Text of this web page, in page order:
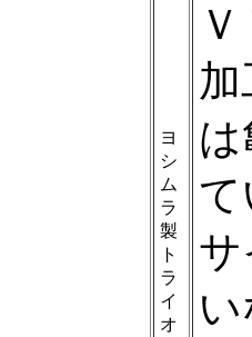
ヨ
シ
ム
ラ
製
ト
ラ
イ
オ
て